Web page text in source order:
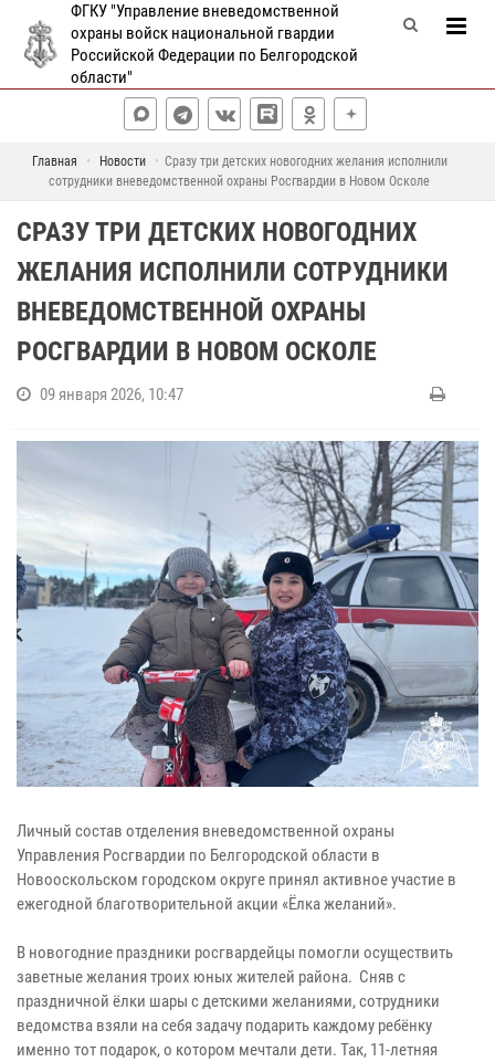
ФГКУ "Управление вневедомственной
охраны войск национальной гвардии
Российской Федерации по Белгородской
области"
Главная Новости
Сразу три детских новогодних желания исполнили
сотрудники вневедомственной охраны Росгвардии в Новом Осколе
СРАЗУ ТРИ ДЕТСКИХ НОВОГОДНИХ
ЖЕЛАНИЯ ИСПОЛНИЛИ СОТРУДНИКИ
ВНЕВЕДОМСТВЕННОЙ ОХРАНЫ
РОСГВАРДИИ В НОВОМ ОСКОЛЕ
09 января 2026, 10:47
Личный состав отделения вневедомственной охраны
Управления Росгвардии по Белгородской области в
Новооскольском городском округе принял активное участие в
ежегодной благотворительной акции «Ёлка желаний».
В новогодние праздники росгвардейцы помогли осуществить
заветные желания троих юных жителей района. Сняв с
праздничной ёлки шары с детскими желаниями, сотрудники
ведомства взяли на себя задачу подарить каждому ребёнку
именно тот подарок, о котором мечтали дети. Так, 11-летняя